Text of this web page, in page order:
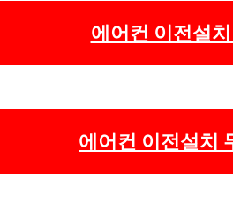
에어컨 이전설
에어컨 이전설치